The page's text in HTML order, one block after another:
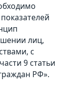
лиц,
с
9 статьи
РФ».